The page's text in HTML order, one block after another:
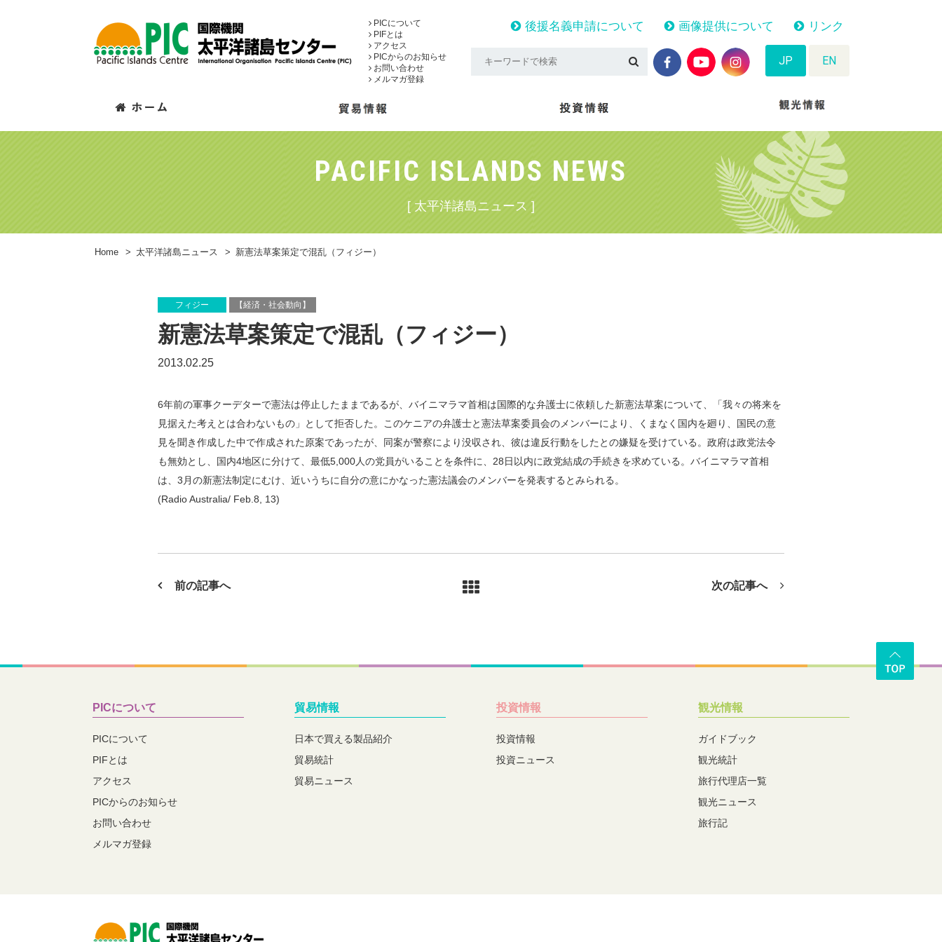
PICについて
PIFとは
アクセス
PICからのお知らせ
お問い合わせ
メルマガ登録
後援名義申請について 画像提供について リンク
JP EN
PACIFIC ISLANDS NEWS
[ 太平洋諸島ニュース ]
Home > 太平洋諸島ニュース > 新憲法草案策定で混乱（フィジー）
フィジー 【経済・社会動向】
新憲法草案策定で混乱（フィジー）
2013.02.25
6年前の軍事クーデターで憲法は停止したままであるが、バイニマラマ首相は国際的な弁護士に依頼した新憲法草案について、「我々の将来を
見据えた考えとは合わないもの」として拒否した。このケニアの弁護士と憲法草案委員会のメンバーにより、くまなく国内を廻り、国民の意
見を聞き作成した中で作成された原案であったが、同案が警察により没収され、彼は違反行動をしたとの嫌疑を受けている。政府は政党法令
も無効とし、国内4地区に分けて、最低5,000人の党員がいることを条件に、28日以内に政党結成の手続きを求めている。バイニマラマ首相
は、3月の新憲法制定にむけ、近いうちに自分の意にかなった憲法議会のメンバーを発表するとみられる。
(Radio Australia/ Feb.8, 13)
前の記事へ 次の記事へ
PICについて
PICについて
PIFとは
アクセス
PICからのお知らせ
お問い合わせ
メルマガ登録
貿易情報
日本で買える製品紹介
貿易統計
貿易ニュース
投資情報
投資情報
投資ニュース
観光情報
ガイドブック
観光統計
旅行代理店一覧
観光ニュース
旅行記